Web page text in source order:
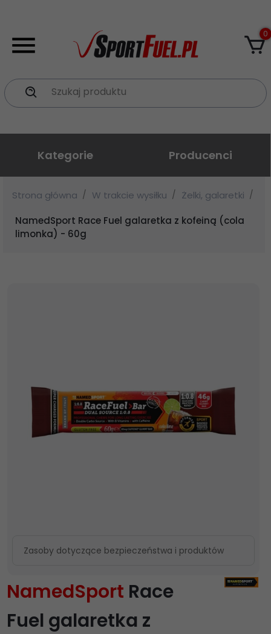
Szukaj produktu
0
Kategorie Producenci
Strona główna W trakcie wysiłku
Żelki, galaretki
NamedSport Race Fuel galaretka z kofeiną (cola
limonka) - 60g
NamedSport Race
Fuel galaretka z
Zasoby dotyczące bezpieczeństwa i produktów